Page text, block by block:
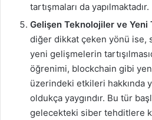
tartışmaları da yapılmaktadır.
Gelişen Teknolojiler ve Yeni
diğer dikkat çeken yönü ise,
yeni gelişmelerin
öğrenimi, blockchain gibi
üzerindeki etkileri hakkında
oldukça yaygındır. Bu tür
gelecekteki siber tehditlere